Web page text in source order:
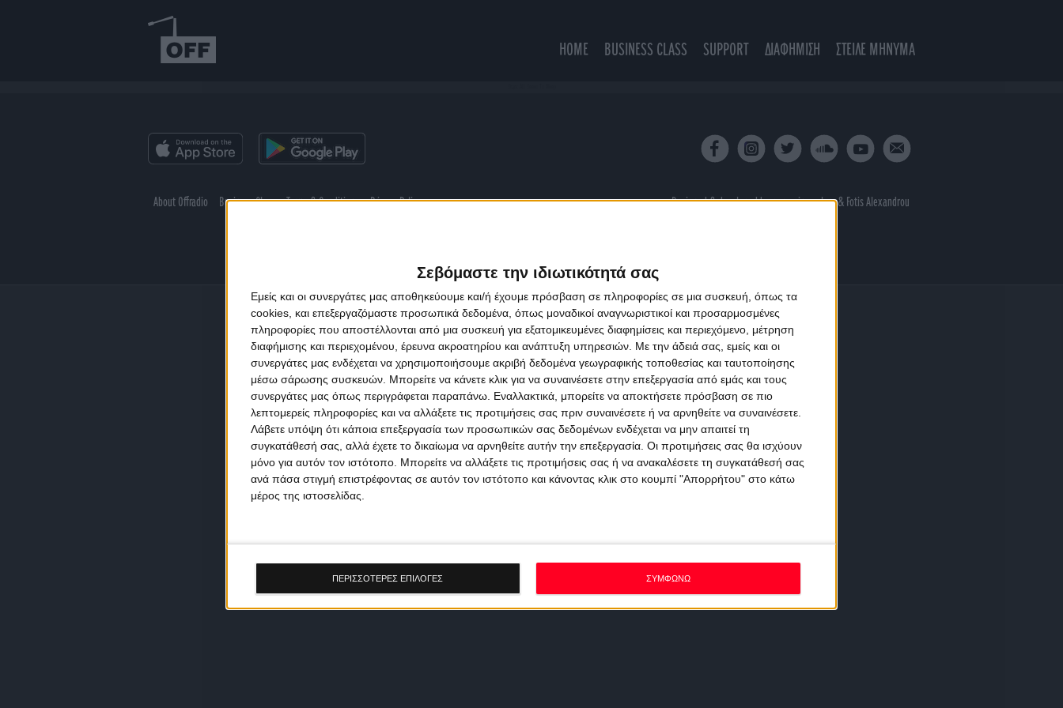
Σεβόμαστε την ιδιωτικότητά σας
Εμείς και οι συνεργάτες μας αποθηκεύουμε και/ή έχουμε πρόσβαση σε πληροφορίες σε μια συσκευή, όπως τα
cookies, και επεξεργαζόμαστε προσωπικά δεδομένα, όπως μοναδικοί αναγνωριστικοί και προσαρμοσμένες
πληροφορίες που αποστέλλονται από μια συσκευή για εξατομικευμένες διαφημίσεις και περιεχόμενο, μέτρηση
διαφήμισης και περιεχομένου, έρευνα ακροατηρίου και ανάπτυξη υπηρεσιών. Με την άδειά σας, εμείς και οι
συνεργάτες μας ενδέχεται να χρησιμοποιήσουμε ακριβή δεδομένα γεωγραφικής τοποθεσίας και ταυτοποίησης
μέσω σάρωσης συσκευών. Μπορείτε να κάνετε κλικ για να συναινέσετε στην επεξεργασία από εμάς και τους
συνεργάτες μας όπως περιγράφεται παραπάνω. Εναλλακτικά, μπορείτε να αποκτήσετε πρόσβαση σε πιο
λεπτομερείς πληροφορίες και να αλλάξετε τις προτιμήσεις σας πριν συναινέσετε ή να αρνηθείτε να συναινέσετε.
Λάβετε υπόψη ότι κάποια επεξεργασία των προσωπικών σας δεδομένων ενδέχεται να μην απαιτεί τη
συγκατάθεσή σας, αλλά έχετε το δικαίωμα να αρνηθείτε αυτήν την επεξεργασία. Οι προτιμήσεις σας θα ισχύουν
μόνο για αυτόν τον ιστότοπο. Μπορείτε να αλλάξετε τις προτιμήσεις σας ή να ανακαλέσετε τη συγκατάθεσή σας
ανά πάσα στιγμή επιστρέφοντας σε αυτόν τον ιστότοπο και κάνοντας κλικ στο κουμπί "Απορρήτου" στο κάτω
μέρος της ιστοσελίδας.
ΠΕΡΙΣΣΟΤΕΡΕΣ ΕΠΙΛΟΓΕΣ ΣΥΜΦΩΝΩ
HOME BUSINESS CLASS SUPPORT ΔΙΑΦΗΜΙΣΗ ΣΤΕΙΛΕ ΜΗΝΥΜΑ
About Offradio Business Class Terms & Conditions Privacy Policy Designed & developed byporcupine colors& Fotis Alexandrou